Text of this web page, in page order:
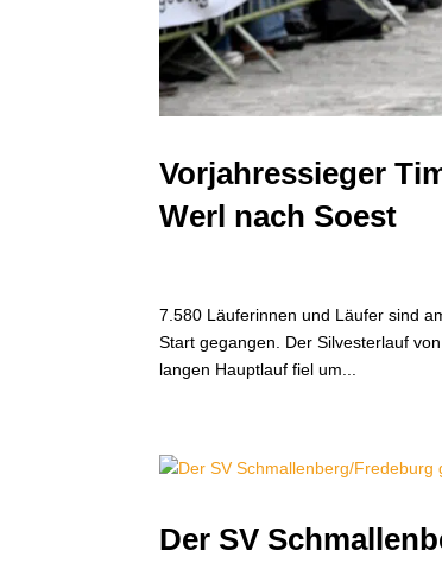
Vorjahressieger
Werl nach Soest
7.580 Läuferinnen und Läufer sind
Start gegangen. Der Silvesterlauf
langen Hauptlauf fiel um...
Der SV